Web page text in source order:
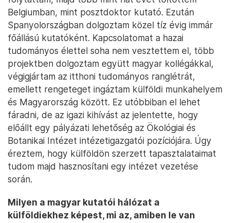
érdemi kommunikációs csatornákat működtetni. Én
kontraproduktívnak tartom a személyek köré
épített harcias interjúkat, sokkal hatékonyabb a jól
időzített, tényszerű véleménynyilvánítás – ami
mögé akár egy egész intézet, szakmai közösség is
oda tud állni.
Ön sokáig külföldön dolgozott, mi vonzotta
haza?
A doktori tanulmányaimat Franciaországban
folytattam, majd több mint hat évet töltöttem
Belgiumban, mint posztdoktor kutató. Ezután
Spanyolországban dolgoztam közel tíz évig immár
főállású kutatóként. Kapcsolatomat a hazai
projektben dolgoztam együtt magyar kollégákkal,
végigjártam az itthoni tudományos ranglétrát,